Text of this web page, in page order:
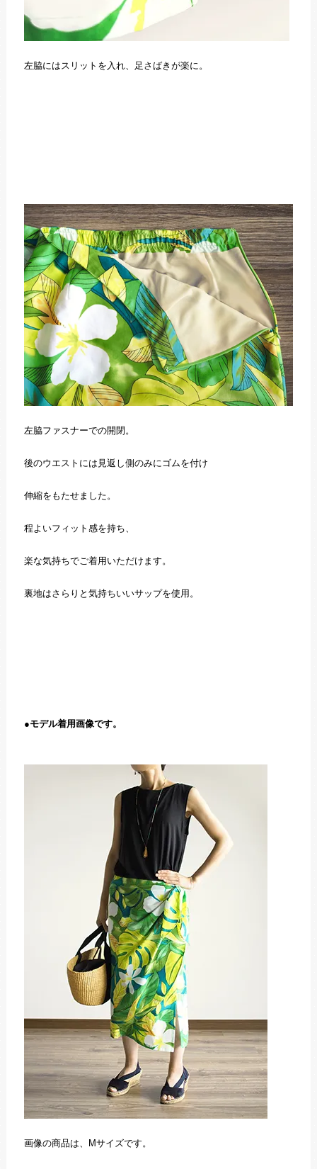
左脇にはスリットを入れ、足さばきが楽に。
左脇ファスナーでの開閉。
後のウエストには見返し側のみにゴムを付け
伸縮をもたせました。
程よいフィット感を持ち、
楽な気持ちでご着用いただけます。
裏地はさらりと気持ちいいサップを使用。
●モデル着用画像です。
画像の商品は、Mサイズです。